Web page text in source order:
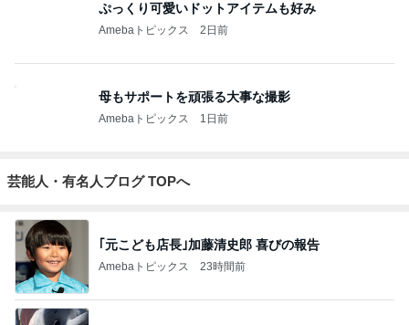
ぷっくり可愛いドットアイテムも好み
Amebaトピックス 2日前
母もサポートを頑張る大事な撮影
Amebaトピックス 1日前
芸能人・有名人ブログ TOPへ
｢元こども店長｣加藤清史郎 喜びの報告
Amebaトピックス 23時間前